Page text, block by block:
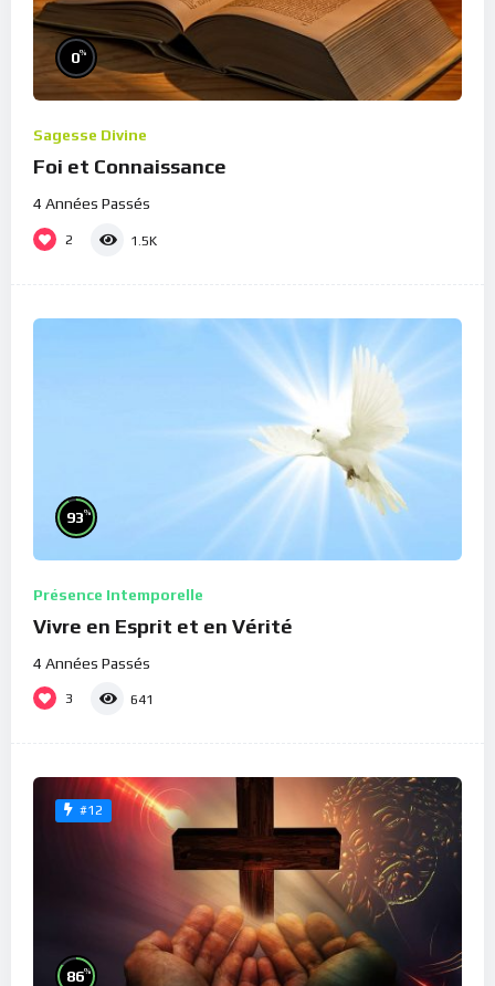
0%
Sagesse Divine
Foi et Connaissance
4 Années Passés
2 1.5K
93%
Présence Intemporelle
Vivre en Esprit et en Vérité
4 Années Passés
3 641
#12
86%